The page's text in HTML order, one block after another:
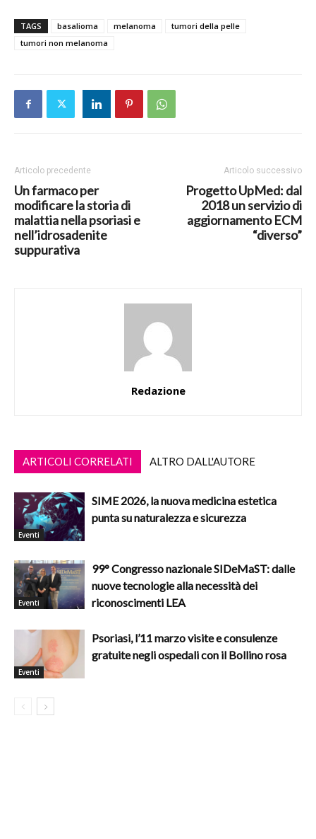
TAGS basalioma melanoma
tumori della pelle
tumori non melanoma
Articolo precedente
Un farmaco per
modificare la storia di
malattia nella psoriasi e
nell’idrosadenite
suppurativa
Articolo successivo
Progetto UpMed: dal
2018 un servizio di
aggiornamento ECM
“diverso”
Redazione
ARTICOLI CORRELATI ALTRO DALL'AUTORE
Eventi
SIME 2026, la nuova medicina estetica
punta su naturalezza e sicurezza
Eventi
99° Congresso nazionale SIDeMaST: dalle
nuove tecnologie alla necessità dei
riconoscimenti LEA
Eventi
Psoriasi, l’11 marzo visite e consulenze
gratuite negli ospedali con il Bollino rosa